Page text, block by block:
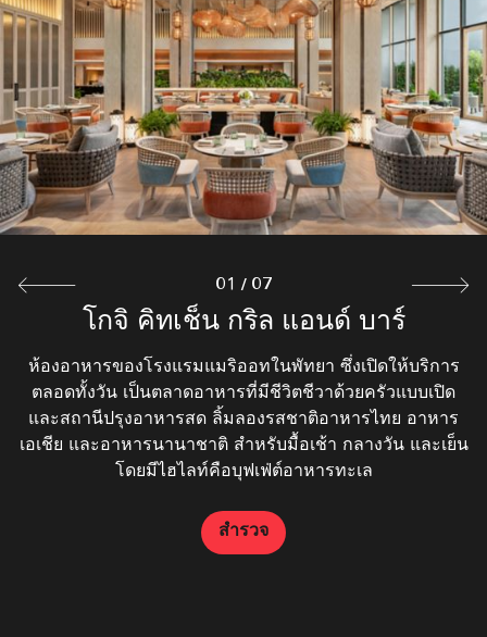
โกจิ คิทเช็น กริล แอนด์ บาร์
ห้องอาหารของโรงแรมแมริออทในพัทยา ซึ่งเปิดให้บริการ
ตลอดทั้งวัน เป็นตลาดอาหารที่มีชีวิตชีวาด้วยครัวแบบเปิด
และสถานีปรุงอาหารสด ลิ้มลองรสชาติอาหารไทย อาหาร
เอเชีย และอาหารนานาชาติ สำหรับมื้อเช้า กลางวัน และเย็น
โดยมีไฮไลท์คือบุฟเฟ่ต์อาหารทะเล
สำรวจ
ลา แฟมมิเลีย
ห้องอาหารในโรงแรมที่มีเสน่ห์งดงามแห่งนี้เชี่ยวชาญด้าน
อาหารอิตาเลียนแบบดั้งเดิม รวมถึงพาสต้าที่ทำด้วยมือ พิซซ่า
และอาหารประจำภูมิภาคแบบดั้งเดิมซึ่งรับประทานคู่กับไวน์
ชั้นเลิศ จึงเหมาะสำหรับอาหารมื้อค่ำที่น่าประทับใจ พร้อม
ชมวิวสวนสวยที่เขียวชอุ่ม
สำรวจ
Torien Rooftop and Bar
ร้านอาหารญี่ปุ่นสไตล์อิซากายะแห่งนี้ตั้งอยู่บนที่สูงที่สุดใน
พัทยา ผสมผสานอาหารญี่ปุ่นสมัยใหม่เข้ากับบาร์บนดาดฟ้า
ชั้นเยี่ยมของพัทยาได้อย่างลงตัว ลิ้มรสสาเกที่คัดสรรมาอย่าง
ดีและค็อกเทลยามพระอาทิตย์ตกดิน พร้อมชมวิวอ่าวแบบพา
โนรามาที่สวยงามตระการตา
สำรวจ
สยาม เบเกอรี
ร้านกาแฟและเบเกอรี่อันทันสมัย เหมาะสำหรับครอบครัว ให้
บริการกาแฟแบบพรีเมียม ขนมอบทำมือ และขนมหวาน
สำหรับคนทุกวัย รวมถึงไอศกรีมรสชาติเยี่ยมที่ช่วยคลายร้อน
ทุกอย่างทำสดใหม่ทุกวัน และให้บรรยากาศที่ผ่อนคลาย
ซันเบิรด บาร์
ผ่อนคลายและจิบเครื่องดื่มค็อกเทลที่รังสรรค์ขึ้นอย่างพิถีพิถัน
ณ บาร์สุดหรูแห่งนี้ในพัทยา พร้อมสัมผัสความรู้สึกผ่อนคลาย
ได้จากเครื่องดื่มทุกแก้ว Sunbird จึงเป็นสถานที่ที่เหมาะ
สำหรับการพักผ่อน สังสรรค์ และสร้างสรรค์ความทรงจำอัน
น่าประทับใจ ด้วยทำเลริมชายฝั่งอันเงียบสงบและบรรยากาศ
สำรวจ
The Siam Pool Bar and Lounge
แขกสามารถเติมความสดชื่นได้อย่างเต็มที่ตลอดทั้งวันที่บาร์
ริมสระน้ำสไตล์เขตร้อนแห่งนี้ ซึ่งให้บริการเครื่องดื่มหลาก
หลายประเภท ค็อกเทลเย็นๆ และของว่างเบาๆ ที่ปรุงจาก
วัตถุดิบในท้องถิ่นและตามฤดูกาล รวมถึงอาหารจานโปรด
และเมนูสำหรับเด็กอีกมากมาย
สำรวจ
Lobby Lounge
บาร์ชั้นนำในพัทยา ออกแบบมาเพื่อการพักผ่อนตลอดทั้งวัน
เพลิดเพลินไปกับเครื่องดื่มสูตรพิเศษและอาหารว่างที่คัดสรร
มาอย่างดี ในบรรยากาศที่สดใสและอบอุ่น เหมาะอย่างยิ่ง
สำหรับการพักผ่อน พบปะสังสรรค์กับเพื่อนฝูง หรือเพลิดเพลิน
กับการพูดคุยที่น่าประทับใจ ตั้งแต่เช้าจรดค่ำ
สำรวจ
01 / 07